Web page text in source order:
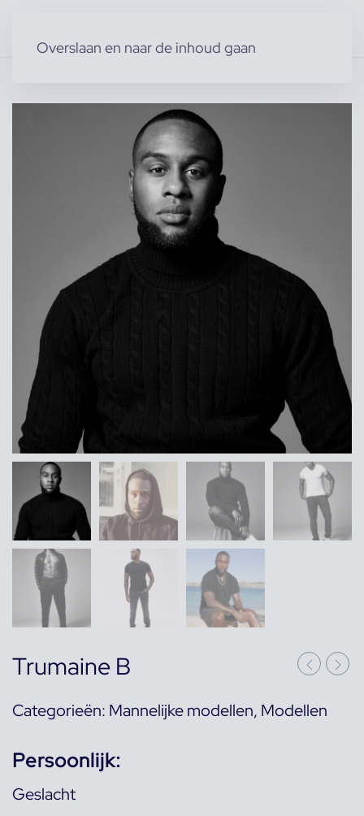
Overslaan en naar de inhoud gaan
Trumaine B
Categorieën: Mannelijke modellen, Modellen
Persoonlijk:
Geslacht